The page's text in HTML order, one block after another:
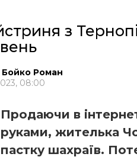
з
Бойко Роман
08:00
Продаючи в
руками, жителька
пастку шахраїв.